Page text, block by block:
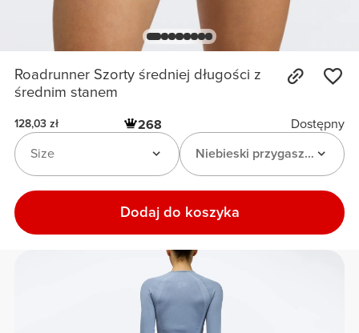
Roadrunner Szorty średniej długości z
średnim stanem
128,03 zł 268
Dostępny
Niebieski przygaszony
Size
Dodaj do koszyka